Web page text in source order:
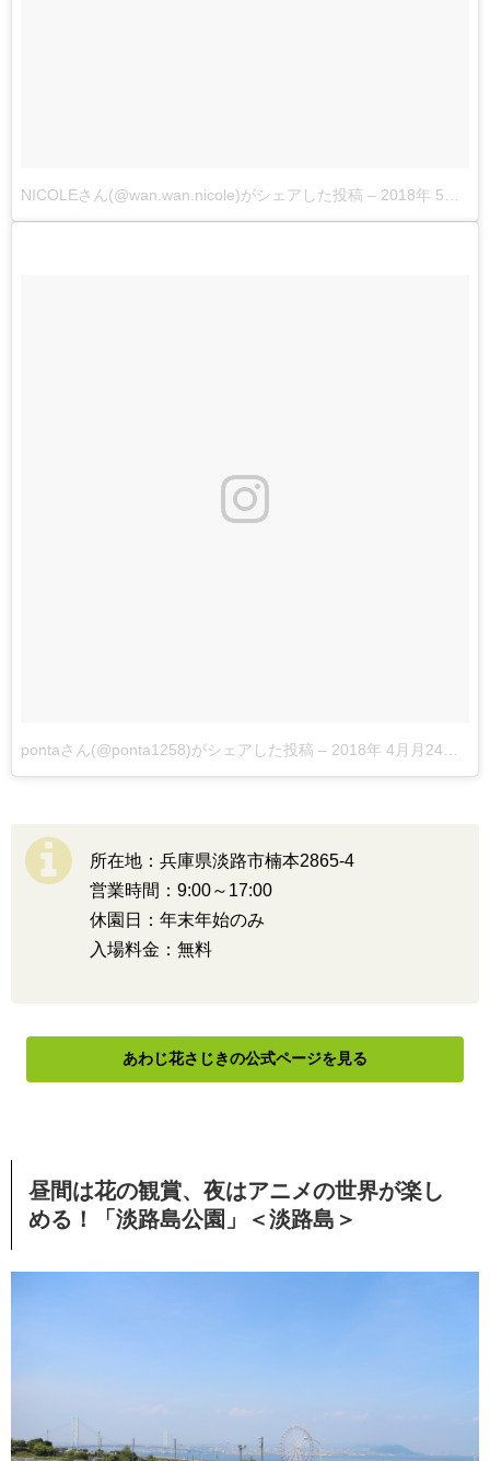
NICOLEさん(@wan.wan.nicole)がシェアした投稿 – 2018年 5月月6日午前1時33分PDT
pontaさん(@ponta1258)がシェアした投稿 – 2018年 4月月24日午後4時51分PDT
所在地：兵庫県淡路市楠本2865-4
営業時間：9:00～17:00
休園日：年末年始のみ
入場料金：無料
あわじ花さじきの公式ページを見る
昼間は花の観賞、夜はアニメの世界が楽し
める！「淡路島公園」＜淡路島＞